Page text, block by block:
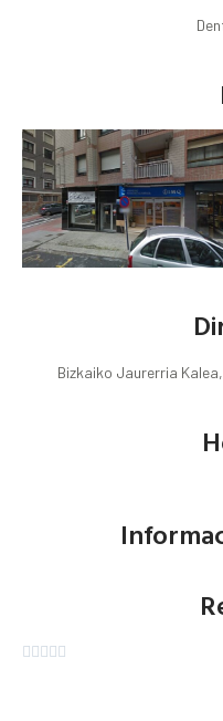
Bizkaiko Jaurerria
    